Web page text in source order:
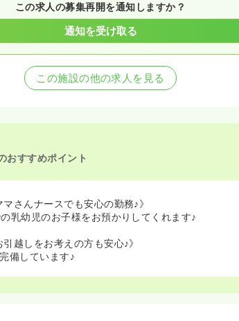
この求人の募集再開を通知しますか？
通知を受け取る
この施設の他の求人を見る
おすすめポイント
さんナースでも安心の勤務♪》
乳幼児のお子様をお預かりしてくれます♪
越しをお考えの方も安心♪》
備しています♪